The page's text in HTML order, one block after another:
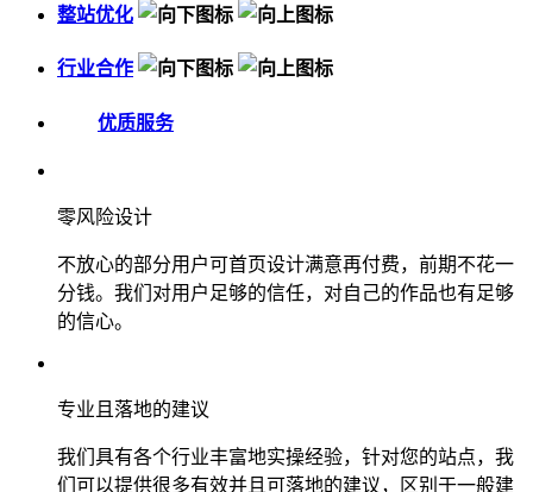
整站优化
行业合作
优质服务
零风险设计
不放心的部分用户可首页设计满意再付费，前期不花一
分钱。我们对用户足够的信任，对自己的作品也有足够
的信心。
专业且落地的建议
我们具有各个行业丰富地实操经验，针对您的站点，我
们可以提供很多有效并且可落地的建议，区别于一般建